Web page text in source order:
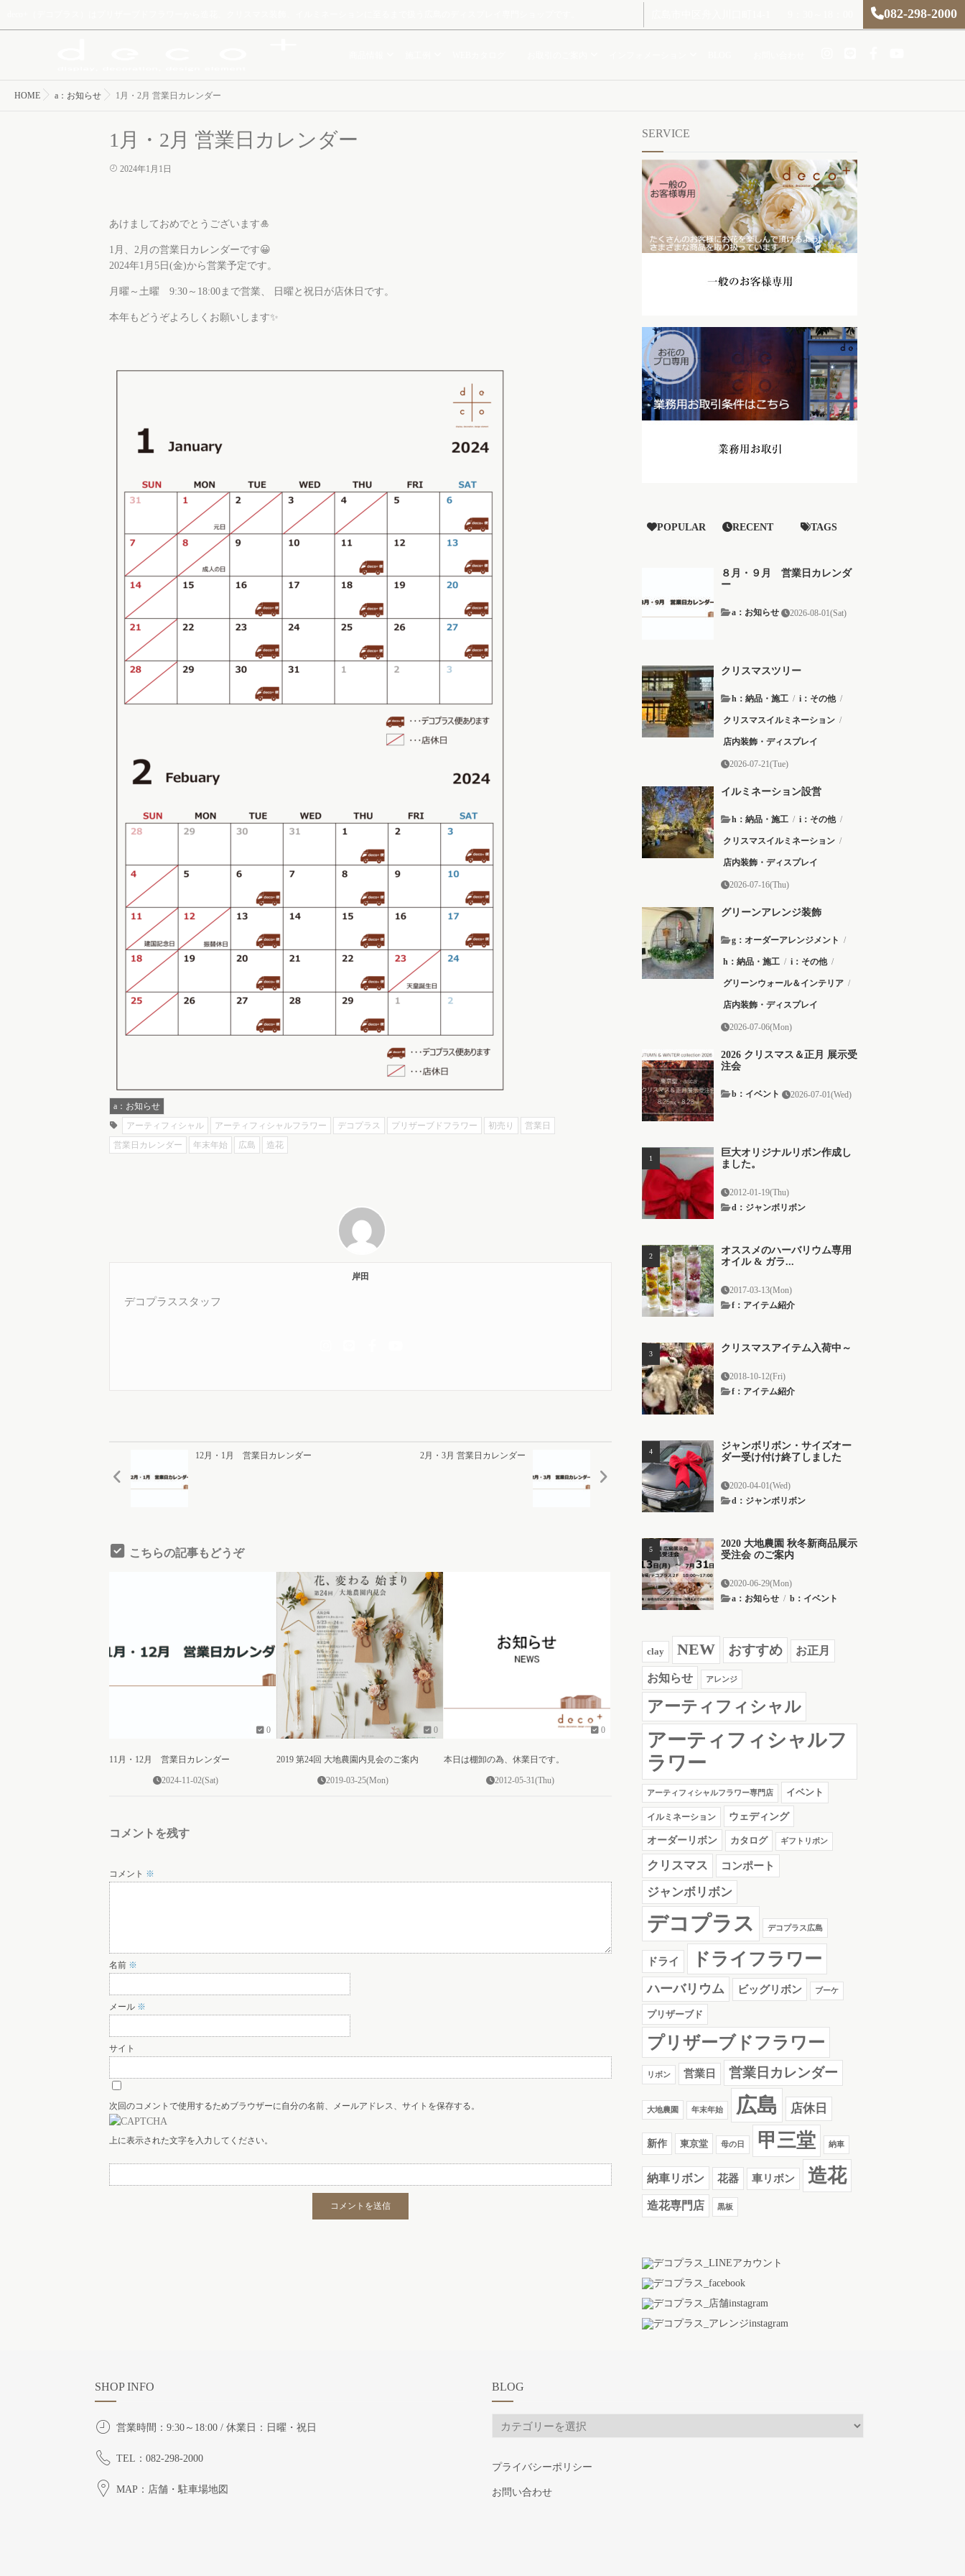
082-298-2000
HOME a：お知らせ 1月・2月 営業日カレンダー
1月・2月 営業日カレンダー
2024年1月1日
あけましておめでとうございます🎍
1月、2月の営業日カレンダーです😀
2024年1月5日(金)から営業予定です。
月曜～土曜 9:30～18:00まで営業、 日曜と祝日が店休日です。
本年もどうぞよろしくお願いします✨
a：お知らせ
アーティフィシャル
アーティフィシャルフラワー デコプラス プリザーブドフラワー 初売り
営業日
営業日カレンダー
年末年始 広島 造花
岸田
デコプラススタッフ
12月・1月 営業日カレンダー 2月・3月 営業日カレンダー
こちらの記事もどうぞ
0
11月・12月 営業日カレンダー
2024-11-02(Sat)
0
2019 第24回 大地農園内見会のご案内
2019-03-25(Mon)
0
本日は棚卸の為、休業日です。
2012-05-31(Thu)
コメントを残す
コメント ※
名前 ※
メール ※
サイト
次回のコメントで使用するためブラウザーに自分の名前、メールアドレス、サイトを保存する。
上に表示された文字を入力してください。
SERVICE
POPULAR RECENT TAGS
８月・９月 営業日カレンダ
ー
a：お知らせ 2026-08-01(Sat)
クリスマスツリー
h：納品・施工 / i：その他 /
クリスマスイルミネーション /
店内装飾・ディスプレイ
2026-07-21(Tue)
イルミネーション設営
h：納品・施工 / i：その他 /
クリスマスイルミネーション /
店内装飾・ディスプレイ
2026-07-16(Thu)
グリーンアレンジ装飾
g：オーダーアレンジメント /
h：納品・施工 / i：その他 /
グリーンウォール＆インテリア /
店内装飾・ディスプレイ
2026-07-06(Mon)
2026 クリスマス＆正月 展示受
注会
b：イベント 2026-07-01(Wed)
巨大オリジナルリボン作成し
ました。
2012-01-19(Thu)
d：ジャンボリボン
オススメのハーバリウム専用
オイル & ガラ...
2017-03-13(Mon)
f：アイテム紹介
クリスマスアイテム入荷中～
2018-10-12(Fri)
f：アイテム紹介
ジャンボリボン・サイズオー
ダー受け付け終了しました
2020-04-01(Wed)
d：ジャンボリボン
2020 大地農園 秋冬新商品展示
受注会 のご案内
2020-06-29(Mon)
a：お知らせ / b：イベント
clay NEW おすすめ お正月
お知らせ アレンジ
アーティフィシャル
アーティフィシャルフ
ラワー
アーティフィシャルフラワー専門店 イベント
イルミネーション ウェディング
オーダーリボン カタログ ギフトリボン
クリスマス コンポート
ジャンボリボン
デコプラス デコプラス広島
ドライ ドライフラワー
ハーバリウム ビッグリボン ブーケ
プリザーブド
プリザーブドフラワー
リボン 営業日 営業日カレンダー
大地農園 年末年始 広島 店休日
新作 東京堂 母の日 甲三堂 納車
納車リボン 花器 車リボン 造花
造花専門店 黒板
SHOP INFO
営業時間：9:30～18:00 / 休業日：日曜・祝日
TEL：082-298-2000
MAP：店舗・駐車場地図
BLOG
BLOG
プライバシーポリシー
お問い合わせ